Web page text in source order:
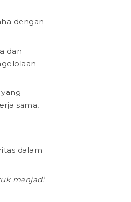
dengan
dan
sama,
dalam
menjadi